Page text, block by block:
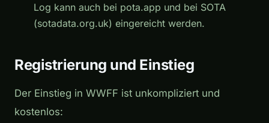
Log kann auch bei pota.app und bei SOTA
(sotadata.org.uk) eingereicht werden.
Registrierung und Einstieg
Der Einstieg in WWFF ist unkompliziert und
kostenlos: